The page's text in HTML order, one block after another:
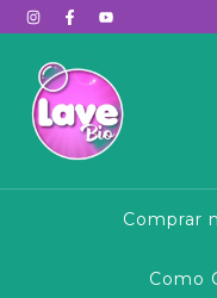
Comprar
Como